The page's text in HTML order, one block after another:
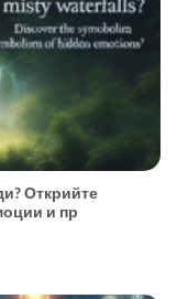
Открийте
и пр